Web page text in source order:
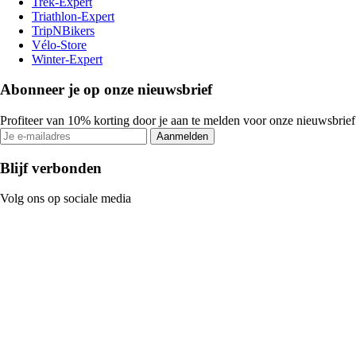
Triathlon-Expert
TripNBikers
Vélo-Store
Winter-Expert
Abonneer je op onze nieuwsbrief
Profiteer van 10% korting door je aan te melden voor onze nieuwsbrief
Aanmelden
Blijf verbonden
Volg ons op sociale media